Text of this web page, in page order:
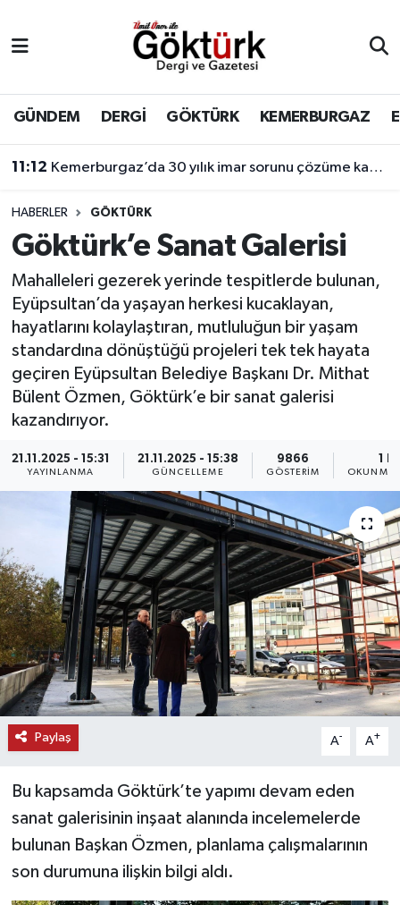
GÜNDEM DERGİ GÖKTÜRK KEMERBURGAZ
11:12 Kemerburgaz’da 30 yılık imar sorunu çözüme kavuşuyor
HABERLER GÖKTÜRK
Göktürk’e Sanat Galerisi
Mahalleleri gezerek yerinde tespitlerde bulunan,
Eyüpsultan’da yaşayan herkesi kucaklayan,
hayatlarını kolaylaştıran, mutluluğun bir yaşam
standardına dönüştüğü projeleri tek tek hayata
geçiren Eyüpsultan Belediye Başkanı Dr. Mithat
Bülent Özmen, Göktürk’e bir sanat galerisi
kazandırıyor.
21.11.2025 - 15:31
YAYINLANMA
21.11.2025 - 15:38
GÜNCELLEME
9866
GÖSTERIM
1
OKUNMA
Paylaş A- A+
Bu kapsamda Göktürk’te yapımı devam eden
sanat galerisinin inşaat alanında incelemelerde
bulunan Başkan Özmen, planlama çalışmalarının
son durumuna ilişkin bilgi aldı.
BİLİM
DERGİ
DÜNYA
EĞİTİM
EKONOMİ
GÖKTÜRK
GÜNDEM
KEMERBURGAZ
KÜLTÜR - SANAT
MAGAZİN
ÖZEL HABER
SAĞLIK
SPOR
TEKNOLOJİ
TİCARET
YAŞAM
Eyüpsultan Hava Durumu
Eyüpsultan Trafik Yoğunluk Haritası
Süper Lig Puan Durumu ve Fikstür
Tüm Manşetler
Son Dakika Haberleri
Haber Arşivi